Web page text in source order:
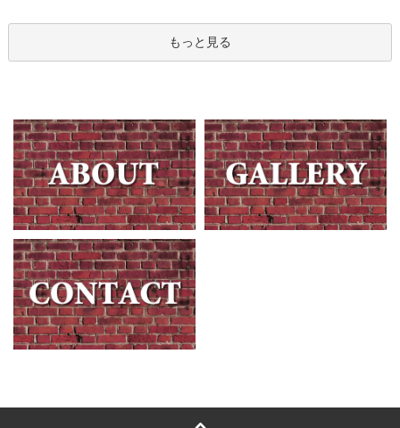
もっと見る